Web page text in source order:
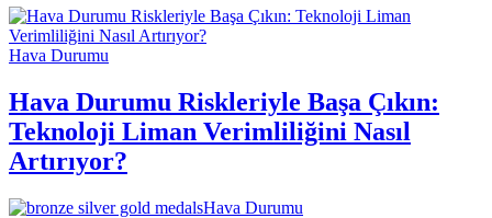
Hava Durumu
Hava Durumu Riskleriyle Başa Çıkın:
Teknoloji Liman Verimliliğini Nasıl
Artırıyor?
Hava Durumu